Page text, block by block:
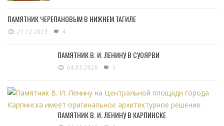
ПАМЯТНИК ЧЕРЕПАНОВЫМ В НИЖНЕМ ТАГИЛЕ
21.12.2023 4
ПАМЯТНИК В. И. ЛЕНИНУ В СУОЯРВИ
04.03.2020 5
ПАМЯТНИК В. И. ЛЕНИНУ В КАРПИНСКЕ